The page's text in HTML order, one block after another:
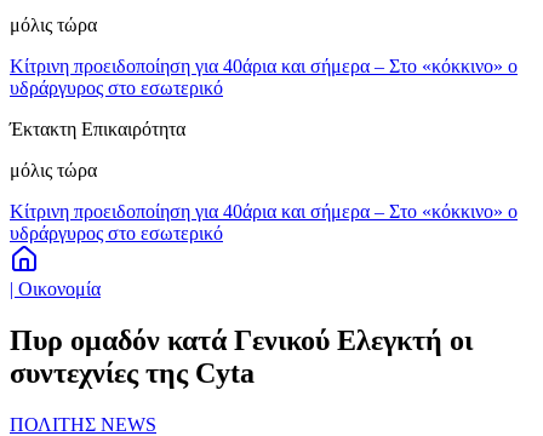
μόλις τώρα
Κίτρινη προειδοποίηση για 40άρια και σήμερα – Στο «κόκκινο» ο
υδράργυρος στο εσωτερικό
Έκτακτη Επικαιρότητα
μόλις τώρα
Κίτρινη προειδοποίηση για 40άρια και σήμερα – Στο «κόκκινο» ο
υδράργυρος στο εσωτερικό
| Οικονομία
Πυρ ομαδόν κατά Γενικού Ελεγκτή οι
συντεχνίες της Cyta
ΠΟΛΙΤΗΣ NEWS